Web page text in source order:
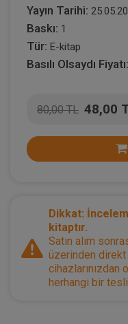
Yayın Tarihi:
Baskı: 1
Tür: E-kitap
Basılı Olsaydı Fiyatı:
80,00 TL 48,00
Dikkat:
kitaptır.
Satın alım
üzerinden
herhangi bir